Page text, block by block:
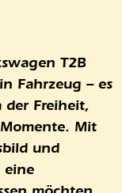
T2B
Fahrzeug – es
der Freiheit,
Mit
und
eine